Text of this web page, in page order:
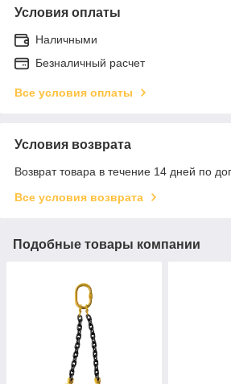
Условия оплаты
Наличными
Безналичный расчет
Все условия оплаты
Условия возврата
Возврат товара в течение 14 дней по
Все условия возврата
Подобные товары компании